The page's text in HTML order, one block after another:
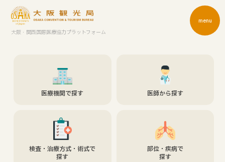
大阪・関西国際医療協力プラットフォーム
menu
医療機関で探す 医師から探す
検査・治療方式・術式で
探す
部位・疾病で
探す